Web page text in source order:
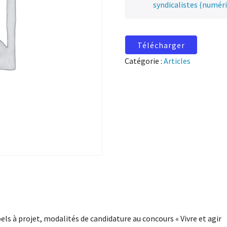
syndicalistes
Télécharger
Catégorie :Articles
à projet, modalités de candidature au concours « Vivre et agir